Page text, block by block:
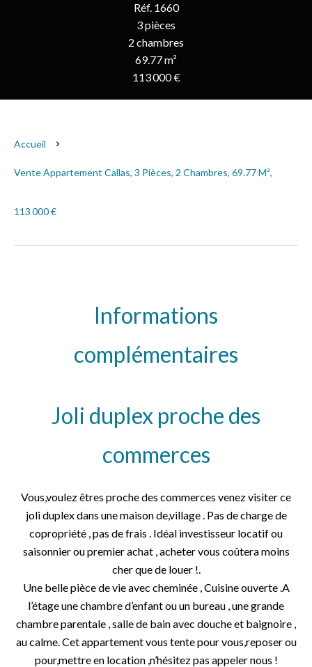
Réf. 1660
3 pièces
2 chambres
69.77 m²
113 000 €
Accueil
Vente Appartement Callas, 3 Pièces, 2 Chambres, 69.77 M²,
113 000 €
Informations
complémentaires
Joli duplex proche des
commerces
Vous,voulez êtres proche des commerces venez visiter ce
joli duplex dans une maison de,village . Pas de charge de
copropriété , pas de frais . Idéal investisseur locatif ou
saisonnier ou premier achat , acheter vous coûtera moins
cher que de louer !.
Une belle pièce de vie avec cheminée , Cuisine ouverte .A
l’étage une chambre d’enfant ou un bureau , une grande
chambre parentale , salle de bain avec douche et baignoire ,
au calme. Cet appartement vous tente pour vous,reposer ou
pour,mettre en location ,n’hésitez pas appeler nous !